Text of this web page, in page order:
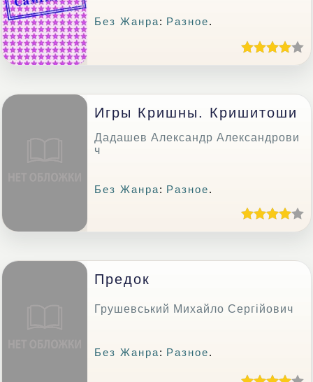
Без Жанра: Разное.
Игры Кришны. Кришитоши
Дадашев Александр Александрови
ч
Без Жанра: Разное.
Предок
Грушевський Михайло Сергійович
Без Жанра: Разное.